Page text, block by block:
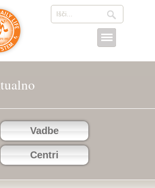
Vadbe
Centri